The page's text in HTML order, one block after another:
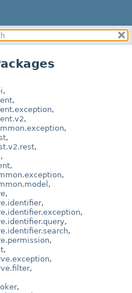
,
,
,
,
,
,
,
,
,
,
,
,
,
,
,
,
,
,
,
,
,